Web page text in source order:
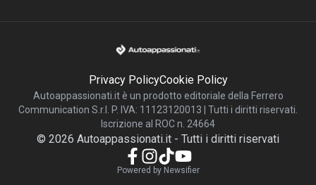
Privacy PolicyCookie Policy
Autoappassionati.it è un prodotto editoriale della Ferrero
Communication S.r.l. P. IVA: 11123120013 | Tutti i diritti riservati.
Iscrizione al ROC n. 24664
© 2026 Autoappassionati.it - Tutti i diritti riservati
Powered by Newsifier